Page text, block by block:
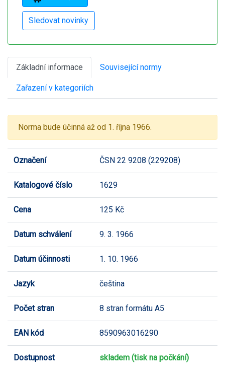
Základní informace Související normy
Zařazení v kategoriích
Norma bude účinná až od 1. října 1966.
Označení ČSN 22 9208 (229208)
Katalogové číslo 1629
Cena 125 Kč
Datum schválení 9. 3. 1966
Datum účinnosti 1. 10. 1966
Jazyk čeština
Počet stran 8 stran formátu A5
EAN kód 8590963016290
Dostupnost skladem (tisk na počkání)